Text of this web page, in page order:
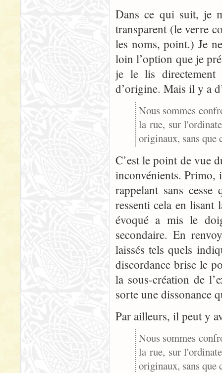
Dans ce qui suit, je
transparent (le verre
les noms, point.) Je
loin l’option que je
je le lis directement
d’origine. Mais il y a
Nous sommes
la rue, sur
originaux, sans que
C’est le point de vue
inconvénients. Primo,
rappelant sans cesse
ressenti cela en
évoqué a mis le
secondaire. En
laissés tels quels
discordance brise le
la sous-création de
sorte une dissonance
Par ailleurs, il peut y
Nous sommes
la rue, sur
originaux, sans que